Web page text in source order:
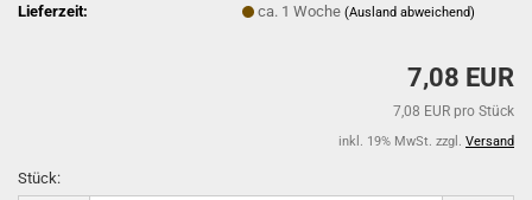
Lieferzeit:
ca. 1 Woche(Ausland abweichend)
7,08 EUR
7,08 EUR pro Stück
inkl. 19% MwSt. zzgl. Versand
Stück: